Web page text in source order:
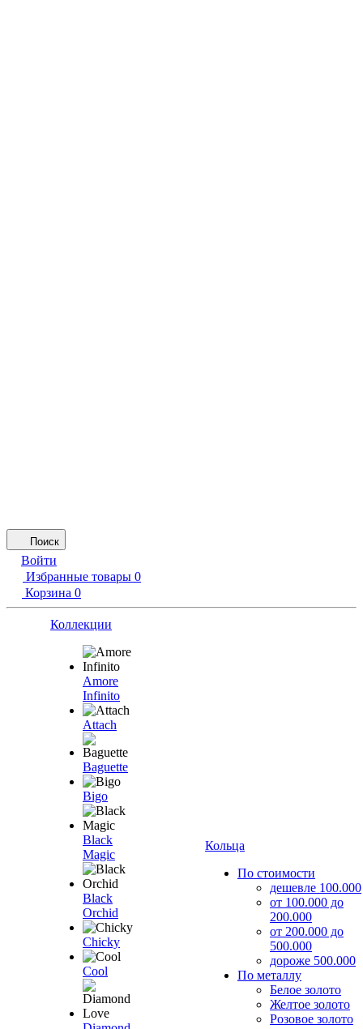
Поиск
Войти
Избранные товары 0
Корзина 0
Коллекции
Amore
Infinito
Attach
Baguette
Bigo
Black
Magic
Black
Orchid
Chicky
Cool
Кольца
По стоимости
дешевле 100.000
от 100.000 до
200.000
от 200.000 до
500.000
дороже 500.000
По металлу
Белое золото
Желтое золото
Розовое золото